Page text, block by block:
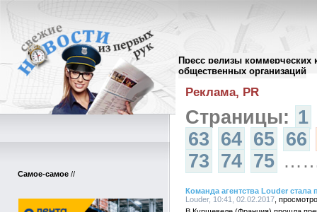
Пресс релизы коммерческих
общественных организаций
Самое-самое //
Архив пресс-релизов//
Реклама, PR
Страницы: 1
63 64 65 66
73 74 75
Команда агентства Louder
Louder, 10:41, 02.02.2017